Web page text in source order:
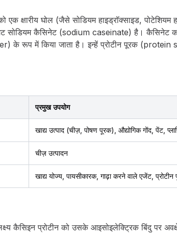
घोल (जैसे सोडियम हाइड्रॉक्साइड, पोटेशियम
कैसिनेट (sodium caseinate) है। कैसिनेट का
के रूप में किया जाता है। इन्हें प्रोटीन पूरक
प्रमुख उपयोग
खाद्य उत्पाद (चीज़, पोषण पूरक), औद्योगिक गोंद, पेंट,
चीज़ उत्पादन
खाद्य योज्य, पायसीकारक, गाढ़ा करने वाले एजेंट, प्रोटीन
कैसिइन प्रोटीन को उसके आइसोइलेक्ट्रिक बिंदु पर